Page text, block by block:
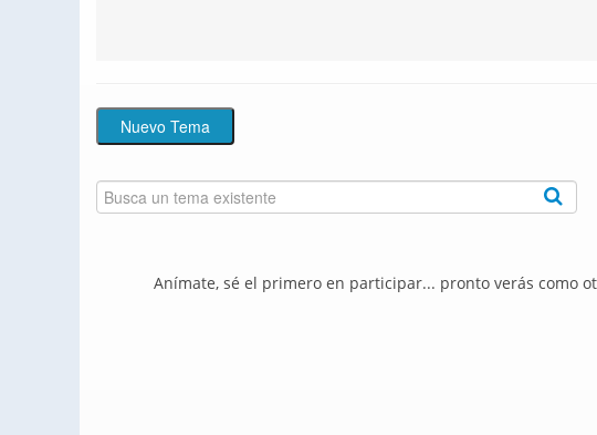
Anímate, sé el primero en participar... pronto verás como